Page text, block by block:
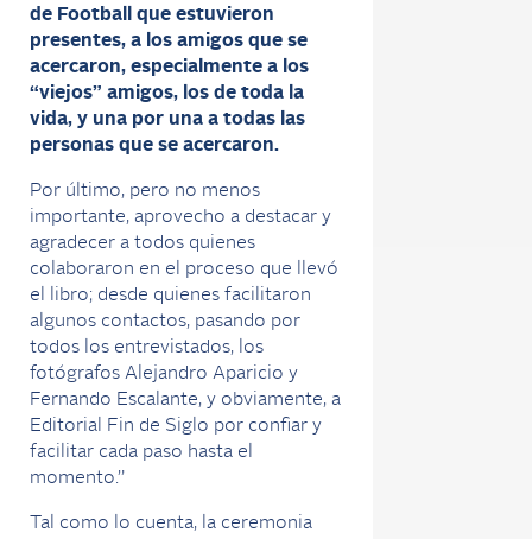
de Football que estuvieron
presentes, a los amigos que se
acercaron, especialmente a los
“viejos” amigos, los de toda la
vida, y una por una a todas las
personas que se acercaron.
Por último, pero no menos
importante, aprovecho a destacar y
agradecer a todos quienes
colaboraron en el proceso que llevó
el libro; desde quienes facilitaron
algunos contactos, pasando por
todos los entrevistados, los
fotógrafos Alejandro Aparicio y
Fernando Escalante, y obviamente, a
Editorial Fin de Siglo por confiar y
facilitar cada paso hasta el
momento.”
Tal como lo cuenta, la ceremonia